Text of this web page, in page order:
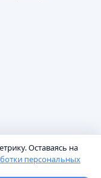
Оставаясь на
персональных